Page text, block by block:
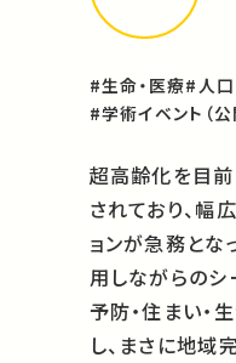
#生命・医療#人口
#学術イベント（
超高齢化を目
されており、幅
ョンが急務とな
用しながらのシ
予防・住まい・
し、まさに地